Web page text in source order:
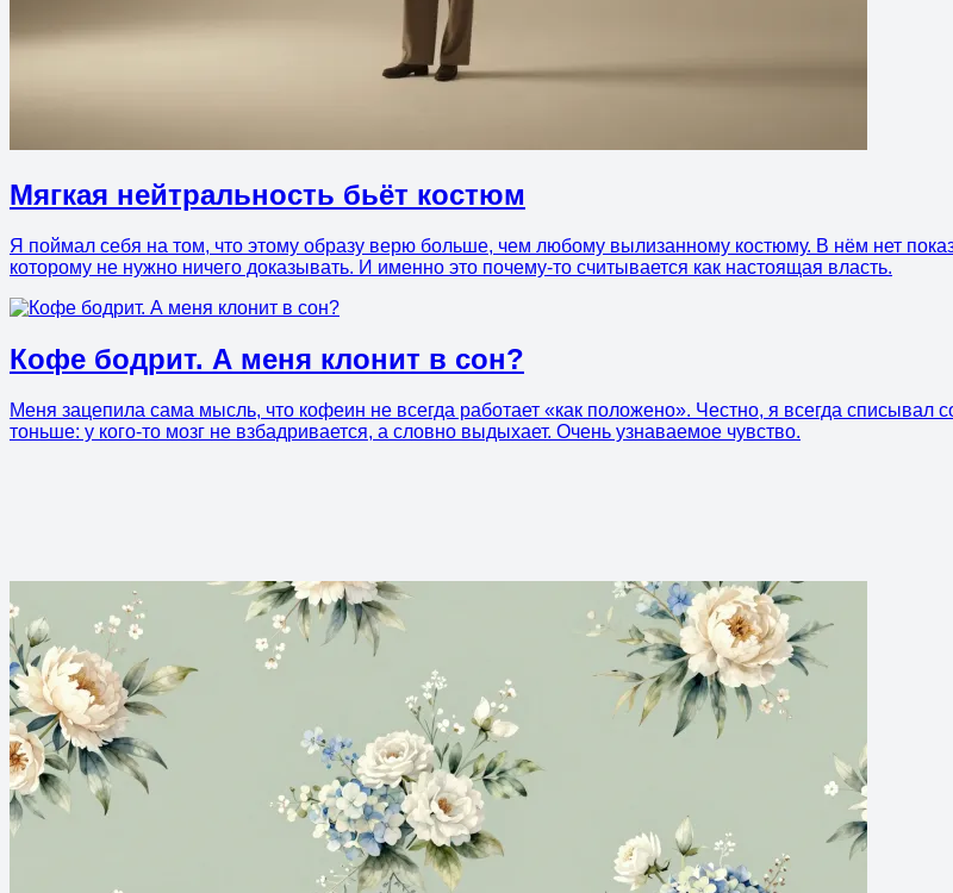
Мягкая нейтральность бьёт костюм
Я поймал себя на том, что этому образу верю больше, чем любому вылизанному костюму. В нём нет
которому не нужно ничего доказывать. И именно это почему-то считывается как настоящая власть.
Кофе бодрит. А меня клонит в сон?
Меня зацепила сама мысль, что кофеин не всегда работает «как положено». Честно, я всегда списывал
тоньше: у кого-то мозг не взбадривается, а словно выдыхает. Очень узнаваемое чувство.